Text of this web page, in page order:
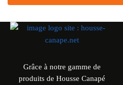
Grâce à notre gamme de
produits de Housse Canapé